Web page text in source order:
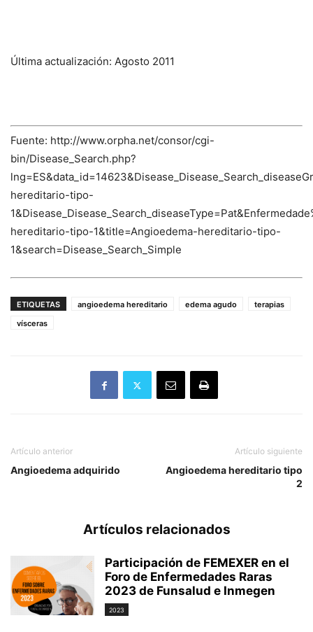
Última actualización: Agosto 2011
Fuente: http://www.orpha.net/consor/cgi-
bin/Disease_Search.php?
hereditario-tipo-
hereditario-tipo-1&title=Angioedema-hereditario-tipo-
1&search=Disease_Search_Simple
ETIQUETAS angioedema hereditario edema agudo
terapias
vísceras
Artículo anterior
Angioedema adquirido
Artículo siguiente
Angioedema hereditario tipo
2
Artículos relacionados
Participación de FEMEXER en el
Foro de Enfermedades Raras
2023 de Funsalud e Inmegen
2023